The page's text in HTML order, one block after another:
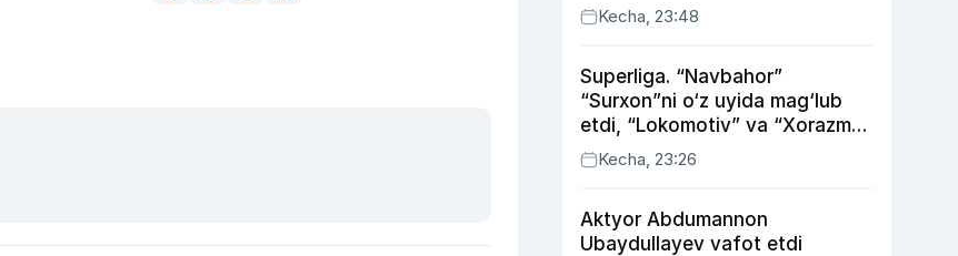
Kecha, 23:48
Superliga. “Navbahor”
“Surxon”ni o‘z uyida mag‘lub
etdi, “Lokomotiv” va “Xorazm”
uyda g‘alaba qozondi
Kecha, 23:26
Aktyor Abdu­mannon
Ubaydullayev vafot etdi